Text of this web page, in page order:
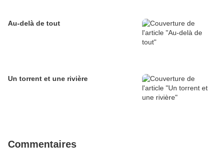
Au-delà de tout
Un torrent et une rivière
Commentaires